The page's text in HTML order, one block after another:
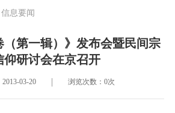
信息要闻
（第一辑）》发布会暨民间宗
仰研讨会在京召开
03-20 浏览次数： 0次